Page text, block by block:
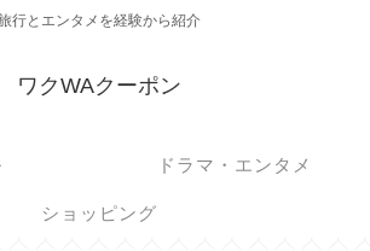
行とエンタメを経験から紹介
ワクWAクーポン
ドラマ・エンタメ
ショッピング